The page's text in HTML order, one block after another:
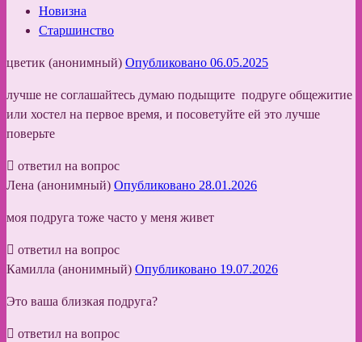
Новизна
Старшинство
цветик (анонимный) Опубликовано 06.05.2025
лучше не соглашайтесь думаю подыщите подруге общежитие
или хостел на первое время, и посоветуйте ей это лучше
поверьте
ответил на вопрос
Лена (анонимный) Опубликовано 28.01.2026
моя подруга тоже часто у меня живет
ответил на вопрос
Камилла (анонимный) Опубликовано 19.07.2026
Это ваша близкая подруга?
ответил на вопрос